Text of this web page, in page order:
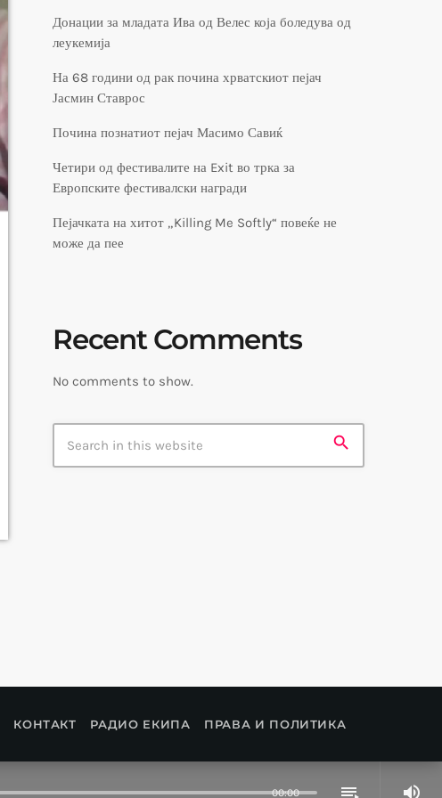
00:00 playlist_play volume_up
Донации за младата Ива од Велес која боледува од
леукемија
На 68 години од рак почина хрватскиот пејач
Јасмин Ставрос
Почина познатиот пејач Масимо Савиќ
Четири од фестивалите на Exit во трка за
Европските фестивалски награди
Пејачката на хитот „Killing Me Softly“ повеќе не
може да пее
Recent Comments
No comments to show.
search
КОНТАКТ РАДИО ЕКИПА ПРАВА И ПОЛИТИКА